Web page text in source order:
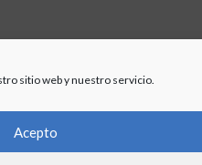
sitio web y nuestro servicio.
Acepto